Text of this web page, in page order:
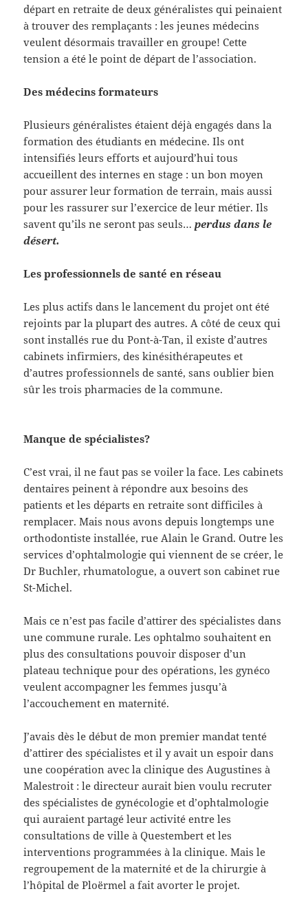
départ en retraite de deux généralistes qui peinaient
à trouver des remplaçants : les jeunes médecins
veulent désormais travailler en groupe! Cette
tension a été le point de départ de l’association.
Des médecins formateurs
Plusieurs généralistes étaient déjà engagés dans la
formation des étudiants en médecine. Ils ont
intensifiés leurs efforts et aujourd’hui tous
accueillent des internes en stage : un bon moyen
pour assurer leur formation de terrain, mais aussi
pour les rassurer sur l’exercice de leur métier. Ils
savent qu’ils ne seront pas seuls…perdus dans le
désert.
Les professionnels de santé en réseau
Les plus actifs dans le lancement du projet ont été
rejoints par la plupart des autres. A côté de ceux qui
sont installés rue du Pont-à-Tan, il existe d’autres
cabinets infirmiers, des kinésithérapeutes et
d’autres professionnels de santé, sans oublier bien
sûr les trois pharmacies de la commune.
Manque de spécialistes?
C’est vrai, il ne faut pas se voiler la face. Les cabinets
dentaires peinent à répondre aux besoins des
patients et les départs en retraite sont difficiles à
remplacer. Mais nous avons depuis longtemps une
orthodontiste installée, rue Alain le Grand. Outre les
services d’ophtalmologie qui viennent de se créer, le
Dr Buchler, rhumatologue, a ouvert son cabinet rue
St-Michel.
Mais ce n’est pas facile d’attirer des spécialistes dans
une commune rurale. Les ophtalmo souhaitent en
plus des consultations pouvoir disposer d’un
plateau technique pour des opérations, les gynéco
veulent accompagner les femmes jusqu’à
l’accouchement en maternité.
J’avais dès le début de mon premier mandat tenté
d’attirer des spécialistes et il y avait un espoir dans
une coopération avec la clinique des Augustines à
Malestroit : le directeur aurait bien voulu recruter
des spécialistes de gynécologie et d’ophtalmologie
qui auraient partagé leur activité entre les
consultations de ville à Questembert et les
interventions programmées à la clinique. Mais le
regroupement de la maternité et de la chirurgie à
l’hôpital de Ploërmel a fait avorter le projet.